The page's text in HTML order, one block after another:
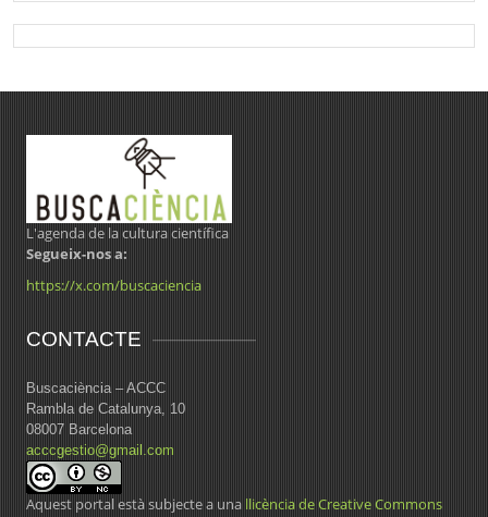
L'agenda de la cultura científica
Segueix-nos a:
https://x.com/buscaciencia
CONTACTE
Buscaciència – ACCC
Rambla de Catalunya, 10
08007 Barcelona
acccgestio@gmail.com
Aquest portal està subjecte a una llicència de Creative Commons